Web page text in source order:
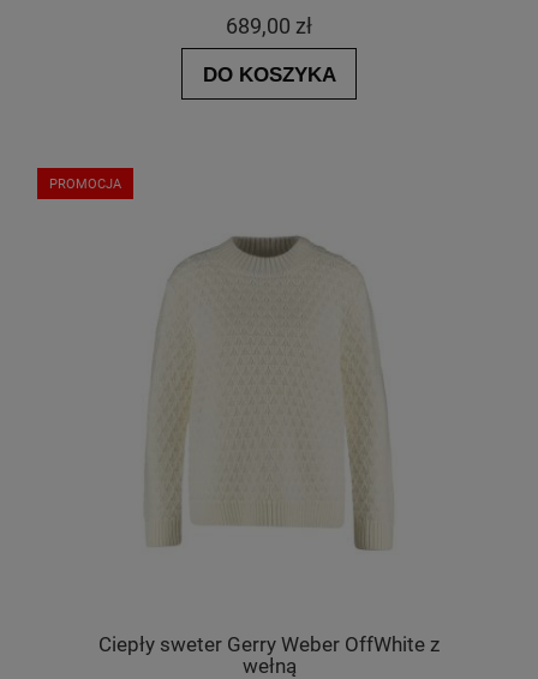
689,00 zł
DO KOSZYKA
Ciepły sweter Gerry Weber OffWhite z
wełną
PROMOCJA